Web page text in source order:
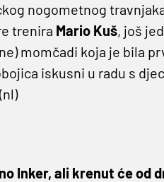
nogometnog
trenira Mario Kuš, još
momčadi koja je bila
iskusni u radu s
Inker, ali krenut će od